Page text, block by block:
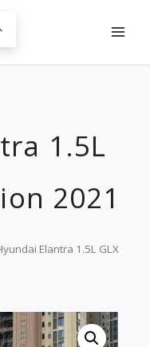
1.5L
2021
Elantra 1.5L GLX